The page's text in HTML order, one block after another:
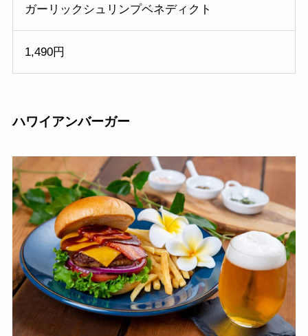
ガーリックシュリンプベネディクト
1,490円
ハワイアンバーガー